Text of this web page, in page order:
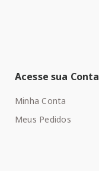
Acesse sua Conta
Minha Conta
Meus Pedidos